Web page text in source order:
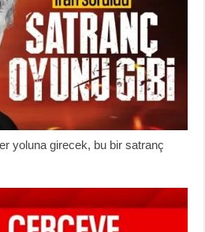
yoluna girecek, bu bir satranç